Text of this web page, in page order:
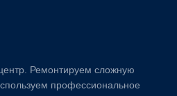
Ремонтируем сложную
профессиональное